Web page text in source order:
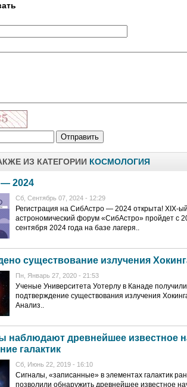
ИЗ КАТЕГОРИИ КОСМОЛОГИЯ
2024
Сб, Сентябрь 07, 2024 - 12:29
Регистрация на СибАстро — 2024 открыта! XIX-
астрономический форум «СибАстро» пройдет с
сентября 2024 года на базе лагеря..
существование излучения
Пн, Январь 27, 2020 - 21:53
Ученые Университета Уотерлу в Канаде
подтверждение существования излучения
Анализ..
наблюдают древнейшее известное
галактик
Сб, Июнь 22, 2019 - 16:10
Сигналы, «записанные» в элементах галактик
позволили обнаружить древнейшее известное